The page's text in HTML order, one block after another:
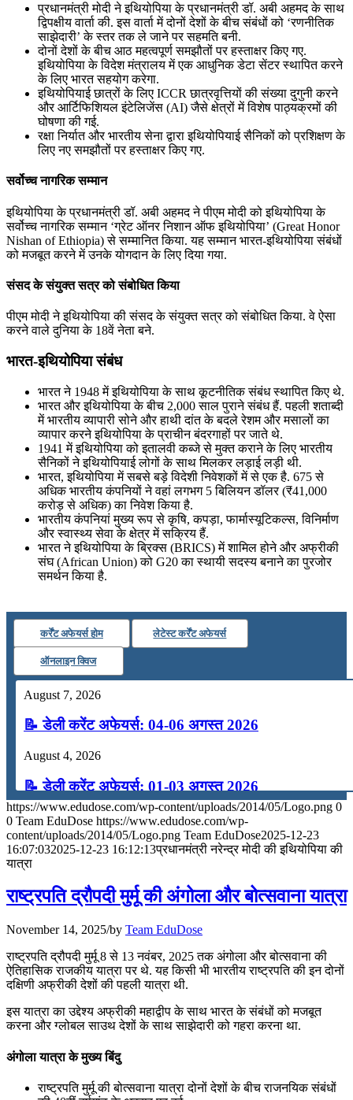
July 19, 2026
📝 डेली करेंट अफेयर्स: 16-18 जुलाई 2026
प्रधानमंत्री मोदी ने इथियोपिया के प्रधानमंत्री डॉ. अबी अहमद के साथ
द्विपक्षीय वार्ता की. इस वार्ता में दोनों देशों के बीच संबंधों को ‘रणनीतिक
साझेदारी’ के स्तर तक ले जाने पर सहमति बनी.
दोनों देशों के बीच आठ महत्वपूर्ण समझौतों पर हस्ताक्षर किए गए.
इथियोपिया के विदेश मंत्रालय में एक आधुनिक डेटा सेंटर स्थापित करने
के लिए भारत सहयोग करेगा.
इथियोपियाई छात्रों के लिए ICCR छात्रवृत्तियों की संख्या दुगुनी करने
और आर्टिफिशियल इंटेलिजेंस (AI) जैसे क्षेत्रों में विशेष पाठ्यक्रमों की
घोषणा की गई.
रक्षा निर्यात और भारतीय सेना द्वारा इथियोपियाई सैनिकों को प्रशिक्षण के
लिए नए समझौतों पर हस्ताक्षर किए गए.
सर्वोच्च नागरिक सम्मान
इथियोपिया के प्रधानमंत्री डॉ. अबी अहमद ने पीएम मोदी को इथियोपिया के
सर्वोच्च नागरिक सम्मान ‘ग्रेट ऑनर निशान ऑफ इथियोपिया’ (Great Honor
Nishan of Ethiopia) से सम्मानित किया. यह सम्मान भारत-इथियोपिया संबंधों
को मजबूत करने में उनके योगदान के लिए दिया गया.
संसद के संयुक्त सत्र को संबोधित किया
पीएम मोदी ने इथियोपिया की संसद के संयुक्त सत्र को संबोधित किया. वे ऐसा
करने वाले दुनिया के 18वें नेता बने.
भारत-इथियोपिया संबंध
भारत ने 1948 में इथियोपिया के साथ कूटनीतिक संबंध स्थापित किए थे.
भारत और इथियोपिया के बीच 2,000 साल पुराने संबंध हैं. पहली शताब्दी
में भारतीय व्यापारी सोने और हाथी दांत के बदले रेशम और मसालों का
व्यापार करने इथियोपिया के प्राचीन बंदरगाहों पर जाते थे.
1941 में इथियोपिया को इतालवी कब्जे से मुक्त कराने के लिए भारतीय
सैनिकों ने इथियोपियाई लोगों के साथ मिलकर लड़ाई लड़ी थी.
भारत, इथियोपिया में सबसे बड़े विदेशी निवेशकों में से एक है. 675 से
अधिक भारतीय कंपनियों ने वहां लगभग 5 बिलियन डॉलर (₹41,000
करोड़ से अधिक) का निवेश किया है.
भारतीय कंपनियां मुख्य रूप से कृषि, कपड़ा, फार्मास्यूटिकल्स, विनिर्माण
और स्वास्थ्य सेवा के क्षेत्र में सक्रिय हैं.
भारत ने इथियोपिया के ब्रिक्स (BRICS) में शामिल होने और अफ्रीकी
संघ (African Union) को G20 का स्थायी सदस्य बनाने का पुरजोर
समर्थन किया है.
कर्रेंट अफेयर्स होम लेटेस्ट कर्रेंट अफेयर्स
ऑनलाइन क्विज
August 7, 2026
📝 डेली करेंट अफेयर्स: 04-06 अगस्त 2026
August 4, 2026
📝 डेली करेंट अफेयर्स: 01-03 अगस्त 2026
July 31, 2026
📝 डेली करेंट अफेयर्स: 28-31 जुलाई 2026
📝 डेली करेंट अफेयर्स: 25-27 जुलाई 2026
July 25, 2026
📝 डेली करेंट अफेयर्स: 22-24 जुलाई 2026
📝 डेली करेंट अफेयर्स: 19-21 जुलाई 2026
July 19, 2026
📝 डेली करेंट अफेयर्स: 16-18 जुलाई 2026
https://www.edudose.com/wp-content/uploads/2014/05/Logo.png 0
0 Team EduDose https://www.edudose.com/wp-
content/uploads/2014/05/Logo.png Team EduDose2025-12-23
16:07:032025-12-23 16:12:13प्रधानमंत्री नरेन्‍द्र मोदी की इथियोपिया की
यात्रा
राष्ट्रपति द्रौपदी मुर्मू की अंगोला और बोत्सवाना यात्रा
November 14, 2025/by Team EduDose
राष्ट्रपति द्रौपदी मुर्मू 8 से 13 नवंबर, 2025 तक अंगोला और बोत्सवाना की
ऐतिहासिक राजकीय यात्रा पर थे. यह किसी भी भारतीय राष्ट्रपति की इन दोनों
दक्षिणी अफ्रीकी देशों की पहली यात्रा थी.
इस यात्रा का उद्देश्य अफ्रीकी महाद्वीप के साथ भारत के संबंधों को मजबूत
करना और ग्लोबल साउथ देशों के साथ साझेदारी को गहरा करना था.
अंगोला यात्रा के मुख्य बिंदु
राष्ट्रपति मुर्मू की बोत्सवाना यात्रा दोनों देशों के बीच राजनयिक संबंधों